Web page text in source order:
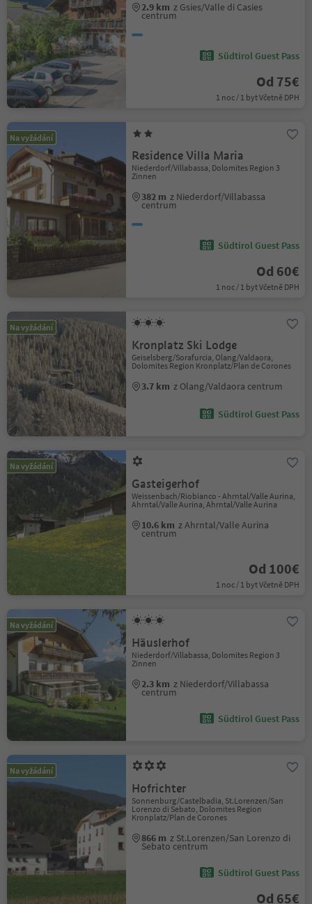
2.9 km z Gsies/Valle di Casies
centrum
Südtirol Guest Pass
Od 75€
1 noc / 1 byt Včetně DPH
Na vyžádání
Residence Villa Maria
Niederdorf/Villabassa, Dolomites Region 3
Zinnen
382 m z Niederdorf/Villabassa
centrum
Südtirol Guest Pass
Od 60€
1 noc / 1 byt Včetně DPH
Na vyžádání
Kronplatz Ski Lodge
Geiselsberg/Sorafurcia, Olang/Valdaora,
Dolomites Region Kronplatz/Plan de Corones
3.7 km z Olang/Valdaora centrum
Südtirol Guest Pass
Na vyžádání
Gasteigerhof
Weissenbach/Riobianco - Ahrntal/Valle Aurina,
Ahrntal/Valle Aurina, Ahrntal/Valle Aurina
10.6 km z Ahrntal/Valle Aurina
centrum
Od 100€
1 noc / 1 byt Včetně DPH
Na vyžádání
Häuslerhof
Niederdorf/Villabassa, Dolomites Region 3
Zinnen
2.3 km z Niederdorf/Villabassa
centrum
Südtirol Guest Pass
Na vyžádání
Hofrichter
Sonnenburg/Castelbadia, St.Lorenzen/San
Lorenzo di Sebato, Dolomites Region
Kronplatz/Plan de Corones
866 m z St.Lorenzen/San Lorenzo di
Sebato centrum
Südtirol Guest Pass
Od 65€